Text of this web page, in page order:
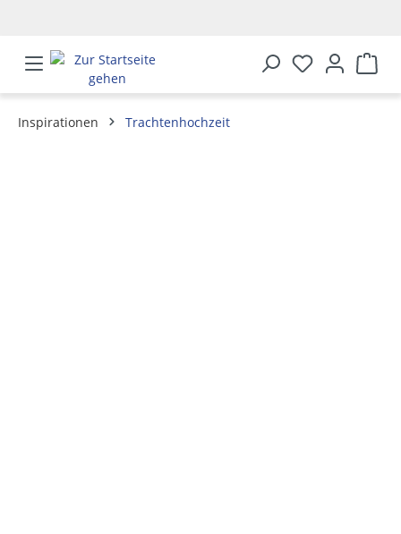
Inspirationen Trachtenhochzeit